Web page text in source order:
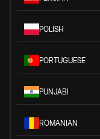
POLISH
PORTUGUESE
PUNJABI
ROMANIAN